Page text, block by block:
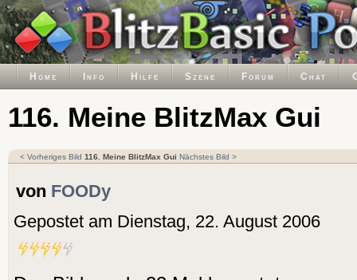
Home Info Hilfe Szene Forum Chat
116. Meine BlitzMax Gui
< Vorheriges Bild 116. Meine BlitzMax Gui Nächstes Bild >
von FOODy
Gepostet am Dienstag, 22. August 2006